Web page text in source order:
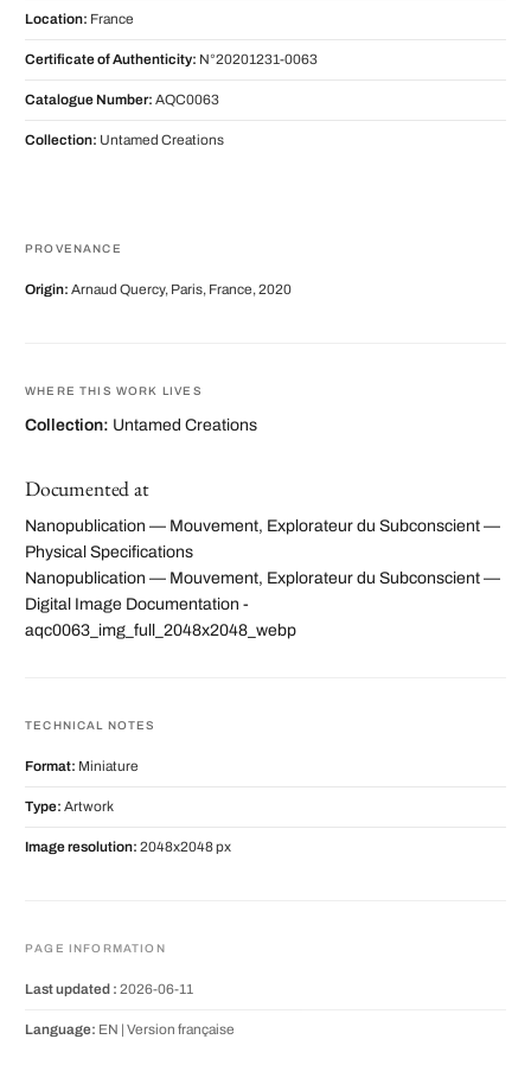
Location: France
Certificate of Authenticity: N°20201231-0063
Catalogue Number: AQC0063
Collection: Untamed Creations
PROVENANCE
Origin: Arnaud Quercy, Paris, France, 2020
WHERE THIS WORK LIVES
Collection: Untamed Creations
Documented at
Nanopublication — Mouvement, Explorateur du Subconscient —
Physical Specifications
Nanopublication — Mouvement, Explorateur du Subconscient —
Digital Image Documentation -
aqc0063_img_full_2048x2048_webp
TECHNICAL NOTES
Format: Miniature
Type: Artwork
Image resolution: 2048x2048 px
PAGE INFORMATION
Last updated : 2026-06-11
Language: EN | Version française